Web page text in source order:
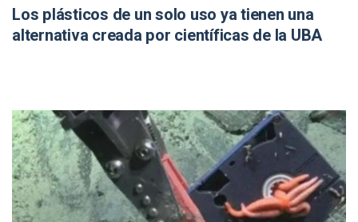
Los plásticos de un solo uso ya tienen una
alternativa creada por científicas de la UBA